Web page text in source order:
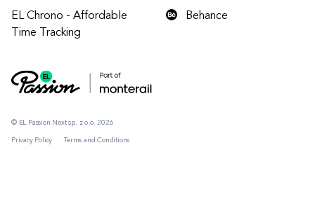
© EL Passion Next sp. z o.o. 2026
Privacy Policy Terms and Conditions
EL Chrono - Affordable
Time Tracking
Behance